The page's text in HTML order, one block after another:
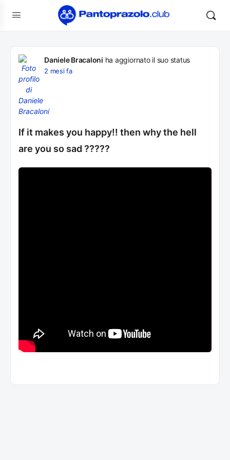
Daniele Bracaloni ha aggiornato il suo status
2 mesi fa
If it makes you happy!! then why the hell
are you so sad ?????